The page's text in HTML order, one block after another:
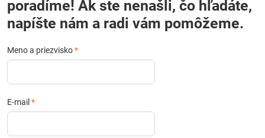
poradíme! Ak ste nenašli, čo hľadáte,
napíšte nám a radi vám pomôžeme.
Meno a priezvisko*
E-mail *